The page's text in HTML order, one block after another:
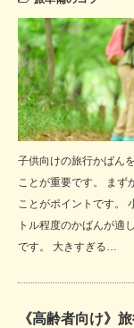
子供向けの旅行かばん
ことが重要です。 まず
ことがポイントです。
トル程度のかばんが適
です。 大きすぎる…
《高齢者向け》